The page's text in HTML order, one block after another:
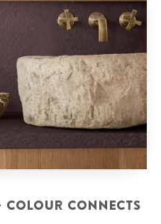
CONNECTS